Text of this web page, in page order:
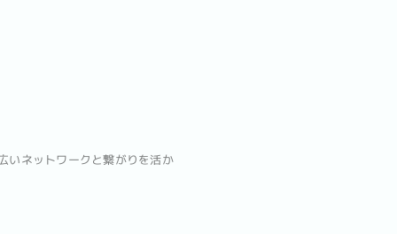
いネットワークと繋がりを活か